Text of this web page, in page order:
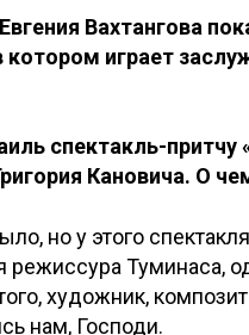
Вахтангова
играет
спектакль-
Кановича. О
но у этого
режиссура Туминаса,
художник,
нам, Господи.